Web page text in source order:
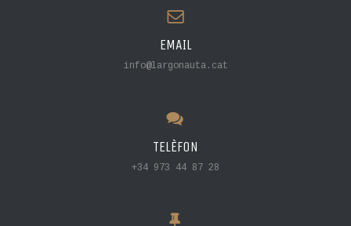
EMAIL
info@largonauta.cat
TELÈFON
+34 973 44 87 28